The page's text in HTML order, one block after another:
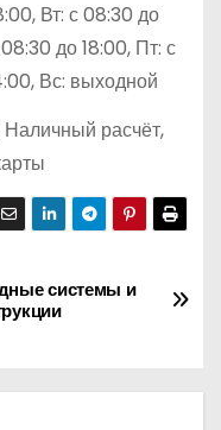
Вт: с 08:30 до
до 18:00, Пт: с
Вс: выходной
расчёт,
системы и